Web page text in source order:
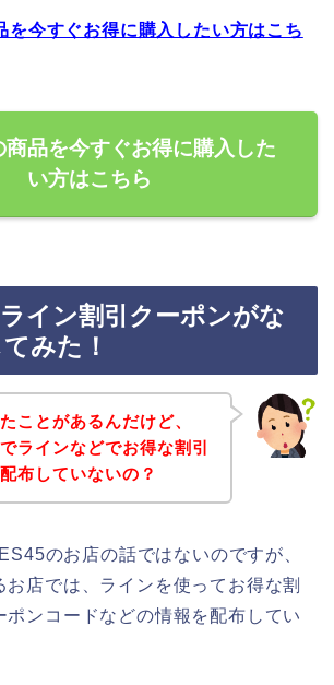
を今すぐお得に購入したい方はこち
品を今すぐお得に購入した
い方はこちら
イン割引クーポンがな
みた！
ことがあるんだけど、
ラインなどでお得な割引
布していないの？
のお店の話ではないのですが、
お店では、ラインを使ってお得な割
ポンコードなどの情報を配布してい